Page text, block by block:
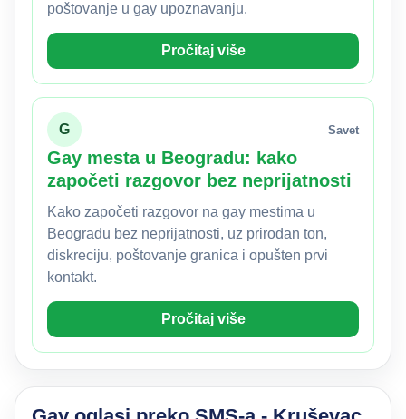
poštovanje u gay upoznavanju.
Pročitaj više
G Savet
Gay mesta u Beogradu: kako
započeti razgovor bez neprijatnosti
Kako započeti razgovor na gay mestima u
Beogradu bez neprijatnosti, uz prirodan ton,
diskreciju, poštovanje granica i opušten prvi
kontakt.
Pročitaj više